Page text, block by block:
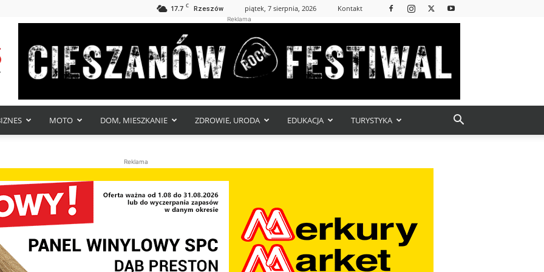
17.7 C Rzeszów piątek, 7 sierpnia, 2026 Kontakt
Reklama
MOTO DOM, MIESZKANIE ZDROWIE, URODA EDUKACJA TURYSTYKA
Reklama